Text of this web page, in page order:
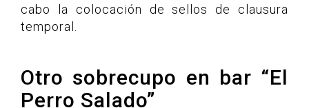
cabo la colocación de sellos de clausura
temporal.
Otro sobrecupo en bar “El
Perro Salado”